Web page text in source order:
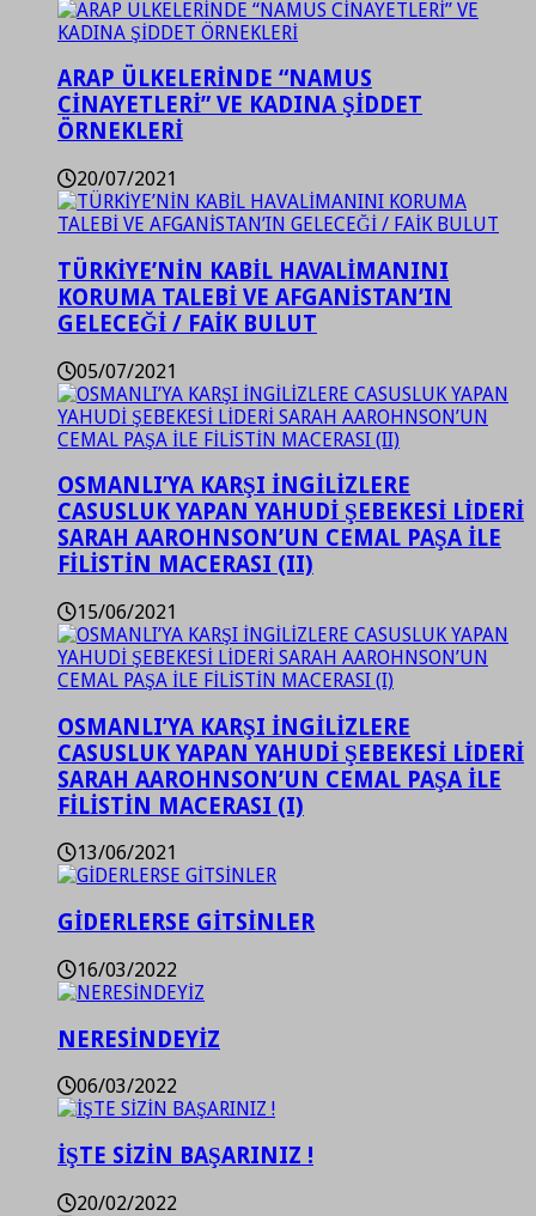
ARAP ÜLKELERİNDE “NAMUS
CİNAYETLERİ” VE KADINA ŞİDDET
ÖRNEKLERİ
20/07/2021
TÜRKİYE’NİN KABİL HAVALİMANINI
KORUMA TALEBİ VE AFGANİSTAN’IN
GELECEĞİ / FAİK BULUT
05/07/2021
OSMANLI’YA KARŞI İNGİLİZLERE
CASUSLUK YAPAN YAHUDİ ŞEBEKESİ LİDERİ
SARAH AAROHNSON’UN CEMAL PAŞA İLE
FİLİSTİN MACERASI (II)
15/06/2021
OSMANLI’YA KARŞI İNGİLİZLERE
CASUSLUK YAPAN YAHUDİ ŞEBEKESİ LİDERİ
SARAH AAROHNSON’UN CEMAL PAŞA İLE
FİLİSTİN MACERASI (I)
13/06/2021
GİDERLERSE GİTSİNLER
16/03/2022
NERESİNDEYİZ
06/03/2022
İŞTE SİZİN BAŞARINIZ !
20/02/2022